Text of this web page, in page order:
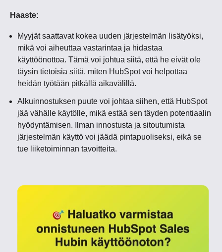
Haaste:
Myyjät saattavat kokea uuden järjestelmän lisätyöksi,
mikä voi aiheuttaa vastarintaa ja hidastaa
käyttöönottoa. Tämä voi johtua siitä, että he eivät ole
täysin tietoisia siitä, miten HubSpot voi helpottaa
heidän työtään pitkällä aikavälillä.
Alkuinnostuksen puute voi johtaa siihen, että HubSpot
jää vähälle käytölle, mikä estää sen täyden potentiaalin
hyödyntämisen. Ilman innostusta ja sitoutumista
järjestelmän käyttö voi jäädä pintapuoliseksi, eikä se
tue liiketoiminnan tavoitteita.